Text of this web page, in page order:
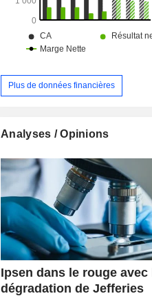
Plus de données financières
Analyses / Opinions
Ipsen dans le rouge avec
dégradation de Jefferies